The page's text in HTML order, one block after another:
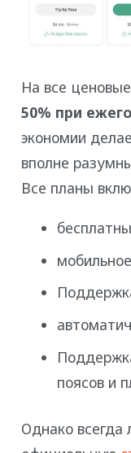
На все
50% при
экономии
вполне
Все планы
поясов и
Однако всегда